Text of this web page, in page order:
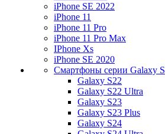
iPhone SE 2022
iPhone 11
iPhone 11 Pro
iPhone 11 Pro Max
IPhone Xs
iPhone SE 2020
Смартфоны серии Galaxy S
Galaxy S22
Galaxy S22 Ultra
Galaxy S23
Galaxy S23 Plus
Galaxy S24